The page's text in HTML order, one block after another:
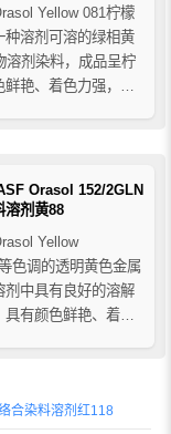
Yellow 081柠檬
溶剂可溶的绿相黄
溶剂染料，成品呈柠
艳、着色力强，在
等。Orasol 152/2GLN
溶剂黄88
Yellow
色调的透明黄色金属
中具有良好的溶解
有颜色鲜艳、着色
明装饰涂料等。
合染料溶剂红118